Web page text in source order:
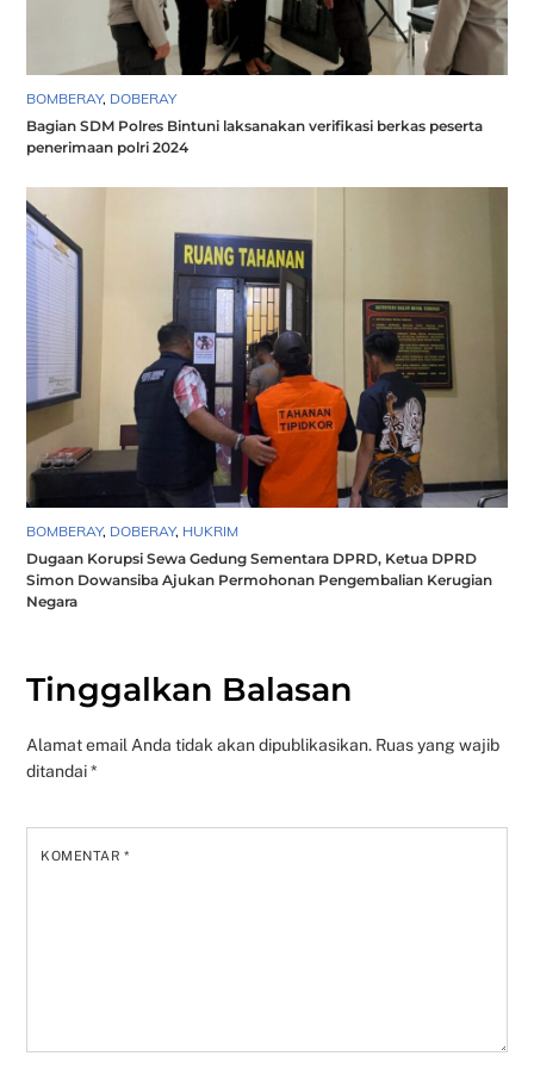
BOMBERAY, DOBERAY
Bagian SDM Polres Bintuni laksanakan verifikasi berkas peserta
penerimaan polri 2024
BOMBERAY, DOBERAY, HUKRIM
Dugaan Korupsi Sewa Gedung Sementara DPRD, Ketua DPRD
Simon Dowansiba Ajukan Permohonan Pengembalian Kerugian
Negara
Tinggalkan Balasan
Alamat email Anda tidak akan dipublikasikan. Ruas yang wajib
ditandai*
KOMENTAR*